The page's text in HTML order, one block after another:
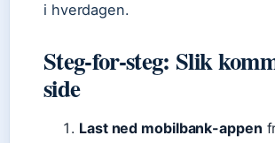
i hverdagen.
Steg-for-steg: Slik
side
Last ned mobilbank-appen